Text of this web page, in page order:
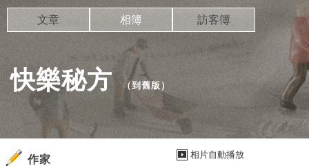
快樂秘方 （到舊版 ）
文章 相簿 訪客簿
相片自動播放
作家